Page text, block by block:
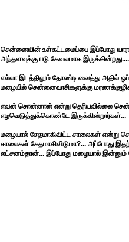
சென்னையின் உள்கட்டமைப்பை இப்போது
அந்தளவுக்கு படு கேவலமாக இருக்கின்றது....
எல்லா இடத்திலும் தோண்டி வைத்து அதில்
மழையில் சென்னைவாசிகளுக்கு
எவன் சொன்னான் என்று தெரியவில்லை
எழவெடுத்துக்கொண்டே இருக்கின்றார்கள்...
மழையால் சேதமாகிவிட்ட சாலைகள் என்று
சாலைகள் சேதமாகிவிடுமா?... அப்போது
லட்சனம்தான்... இப்போது மழையால் இன்னும்